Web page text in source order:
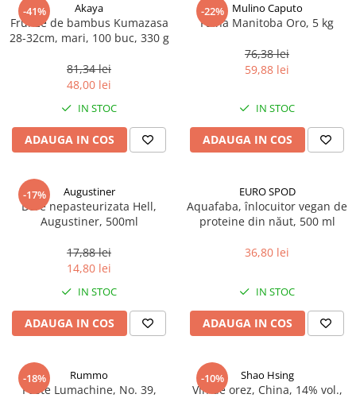
-41% Akaya
Frunze de bambus Kumazasa
28-32cm, mari, 100 buc, 330 g
81,34 lei
48,00 lei
IN STOC
ADAUGA IN COS
-22% Mulino Caputo
Faina Manitoba Oro, 5 kg
76,38 lei
59,88 lei
IN STOC
ADAUGA IN COS
-17% Augustiner
Bere nepasteurizata Hell,
Augustiner, 500ml
17,88 lei
14,80 lei
IN STOC
ADAUGA IN COS
EURO SPOD
Aquafaba, înlocuitor vegan de
proteine ​​din năut, 500 ml
36,80 lei
IN STOC
ADAUGA IN COS
-18% Rummo
Paste Lumachine, No. 39,
-10% Shao Hsing
Vin de orez, China, 14% vol.,